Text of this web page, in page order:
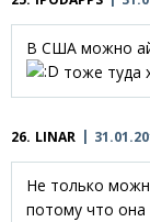
В США можно
тоже туда
26. LINAR
Не только
потому что